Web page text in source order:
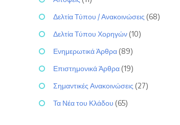
Δελτία Τύπου / Ανακοινώσεις (68)
Δελτία Τύπου Χορηγών (10)
Ενημερωτικά Άρθρα (89)
Επιστημονικά Άρθρα (19)
Σημαντικές Ανακοινώσεις (27)
Τα Νέα του Κλάδου (65)